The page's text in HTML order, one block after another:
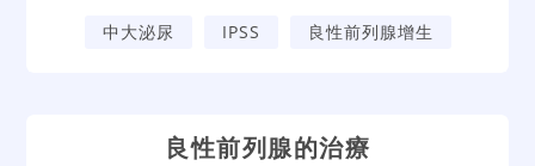
中大泌尿 IPSS 良性前列腺增生
良性前列腺的治療